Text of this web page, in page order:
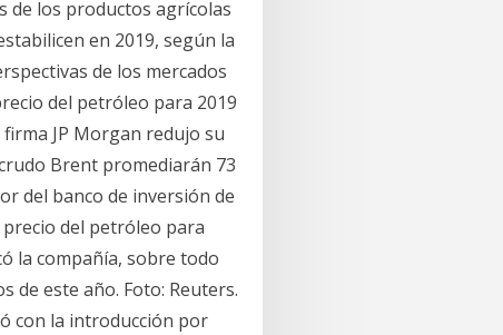
de los productos agrícolas
en 2019, según la
de los mercados
del petróleo para 2019
JP Morgan redujo su
Brent promediarán 73
del banco de inversión de
del petróleo para
la compañía, sobre todo
de este año. Foto: Reuters.
con la introducción por